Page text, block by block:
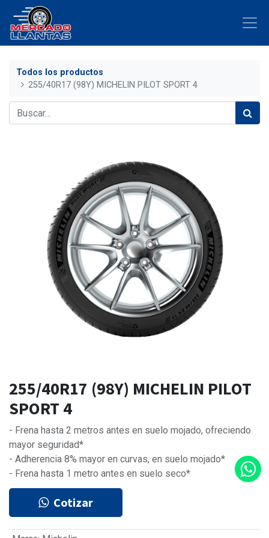
Todos los productos
255/40R17 (98Y) MICHELIN PILOT SPORT 4
255/40R17 (98Y) MICHELIN PILOT
SPORT 4
- Frena hasta 2 metros antes en suelo mojado, ofreciendo
mayor seguridad*
- Adherencia 8% mayor en curvas, en suelo mojado*
- Frena hasta 1 metro antes en suelo seco*
Cotizar